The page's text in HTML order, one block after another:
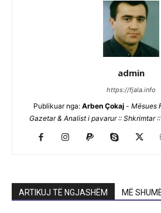
admin
https://fjala.info
Publikuar nga: Arben Çokaj - Mësues
Gazetar & Analist i pavarur :: Shkrimtar
ARTIKUJ TË NGJASHËM MË